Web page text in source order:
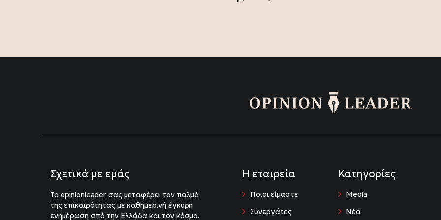
Σχετικά με εμάς
To opinionleader σας μεταφέρει τον παλμό
της επικαιρότητας με καθημερινή έγκυρη
ενημέρωση από την Ελλάδα και τον κόσμο.
Η εταιρεία
Ποιοι είμαστε
Συνεργάτες
Κατηγορίες
Media
Νέα